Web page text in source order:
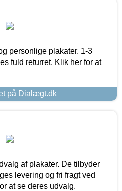
personlige plakater. 1-3
fuld returret. Klik her for at
på Dialægt.dk
af plakater. De tilbyder
levering og fri fragt ved
at se deres udvalg.